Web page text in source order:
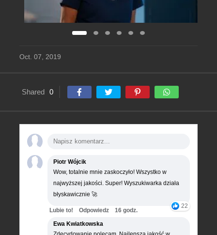
Oct. 07, 2019
Shared 0
Piotr Wójcik
Wow, totalnie mnie zaskoczyło! Wszystko w
najwyższej jakości. Super! Wyszukiwarka działa
błyskawicznie 🚀
22
Lubie to! Odpowiedz
16 godz.
Ewa Kwiatkowska